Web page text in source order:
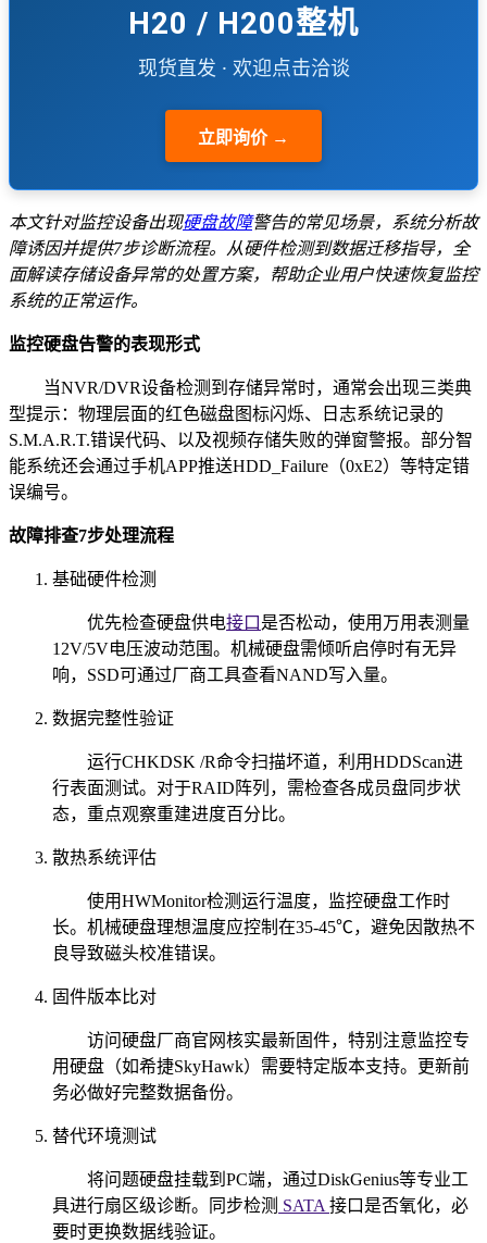
H20 / H200整机
现货直发 · 欢迎点击洽谈
立即询价 →
本文针对监控设备出现硬盘故障警告的常见场景，系统分析故
障诱因并提供7步诊断流程。从硬件检测到数据迁移指导，全
面解读存储设备异常的处置方案，帮助企业用户快速恢复监控
系统的正常运作。
监控硬盘告警的表现形式
当NVR/DVR设备检测到存储异常时，通常会出现三类典
型提示：物理层面的红色磁盘图标闪烁、日志系统记录的
S.M.A.R.T.错误代码、以及视频存储失败的弹窗警报。部分智
能系统还会通过手机APP推送HDD_Failure（0xE2）等特定错
误编号。
故障排查7步处理流程
基础硬件检测
优先检查硬盘供电接口 是否松动，使用万用表测量
12V/5V电压波动范围。机械硬盘需倾听启停时有无异
响，SSD可通过厂商工具查看NAND写入量。
数据完整性验证
运行CHKDSK /R命令扫描坏道，利用HDDScan进
行表面测试。对于RAID阵列，需检查各成员盘同步状
态，重点观察重建进度百分比。
散热系统评估
使用HWMonitor检测运行温度，监控硬盘工作时
长。机械硬盘理想温度应控制在35-45℃，避免因散热不
良导致磁头校准错误。
固件版本比对
访问硬盘厂商官网核实最新固件，特别注意监控专
用硬盘（如希捷SkyHawk）需要特定版本支持。更新前
务必做好完整数据备份。
替代环境测试
将问题硬盘挂载到PC端，通过DiskGenius等专业工
具进行扇区级诊断。同步检测 SATA 接口是否氧化，必
要时更换数据线验证。